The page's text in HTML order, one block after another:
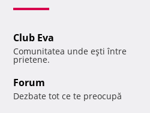
Club Eva
Comunitatea unde eşti între
prietene.
Forum
Dezbate tot ce te preocupă